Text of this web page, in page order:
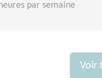
par semaine
Voir